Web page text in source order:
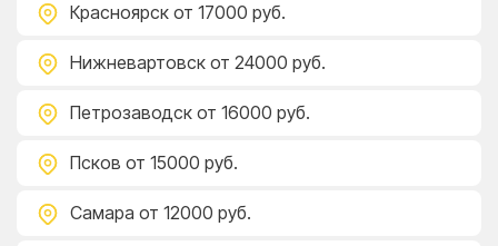
Красноярск от 17000 руб.
Нижневартовск от 24000 руб.
Петрозаводск от 16000 руб.
Псков от 15000 руб.
Самара от 12000 руб.